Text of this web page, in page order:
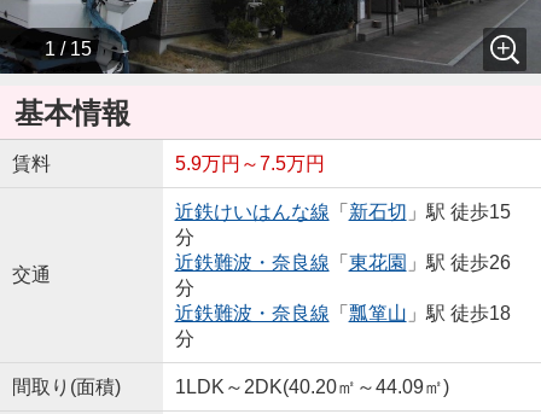
1 / 15
基本情報
賃料 5.9万円～7.5万円
交通
近鉄けいはんな線 「 新石切 」駅 徒歩15
分
近鉄難波・奈良線 「 東花園 」駅 徒歩26
分
近鉄難波・奈良線 「 瓢箪山 」駅 徒歩18
分
間取り(面積) 1LDK～2DK(40.20㎡～44.09㎡)